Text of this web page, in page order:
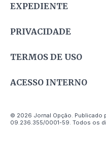
EXPEDIENTE
PRIVACIDADE
TERMOS DE USO
ACESSO INTERNO
© 2026 Jornal Opção. Publicado
09.236.355/0001-59. Todos os